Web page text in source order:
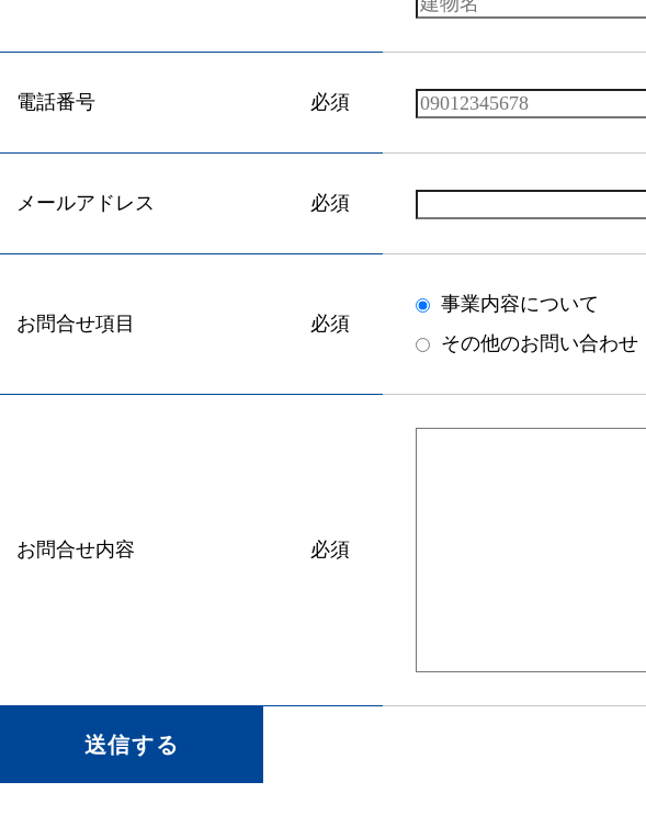
電話番号 必須
メールアドレス 必須
お問合せ項目 必須
事業内容について
その他のお問い合わせ
お問合せ内容 必須